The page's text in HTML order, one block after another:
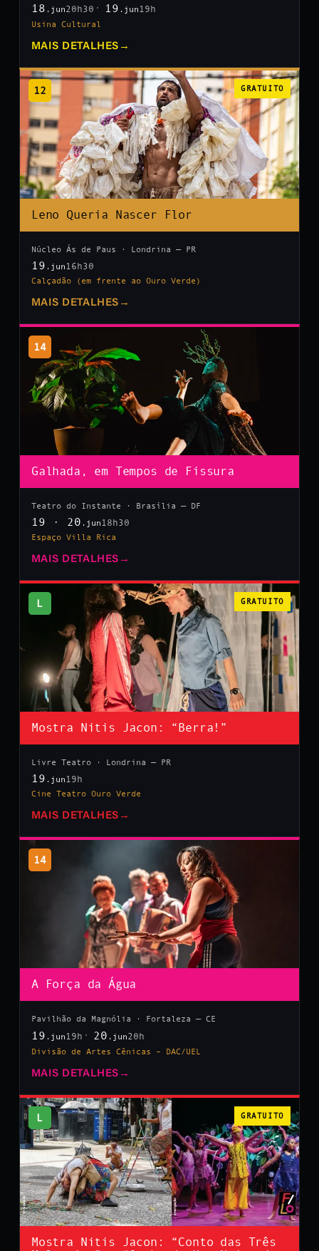
18 .jun20h30 19 .jun 19h
Usina Cultural
MAIS DETALHES →
12 GRATUITO
Leno Queria Nascer Flor
Núcleo Ás de Paus · Londrina — PR
19 .jun 16h30
Calçadão (em frente ao Ouro Verde)
MAIS DETALHES →
14
Galhada, em Tempos de Fissura
Teatro do Instante · Brasília — DF
19 · 20 .jun 18h30
Espaço Villa Rica
MAIS DETALHES →
L GRATUITO
Mostra Nitis Jacon: “Berra!”
Livre Teatro · Londrina — PR
19 .jun 19h
Cine Teatro Ouro Verde
MAIS DETALHES →
14
A Força da Água
Pavilhão da Magnólia · Fortaleza — CE
19 .jun 19h 20 .jun20h
Divisão de Artes Cênicas – DAC/UEL
MAIS DETALHES →
L GRATUITO
Mostra Nitis Jacon: “Conto das Três